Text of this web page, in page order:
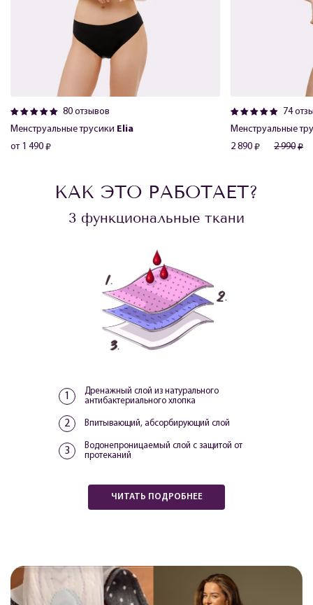
80 отзывов
Менструальные трусики Elia
от 1 490
74
Менструальные
2 890
2 990
КАК ЭТО РАБОТАЕТ?
3 функциональные ткани
Дренажный слой из натурального
антибактериального хлопка
Впитывающий, абсорбирующий слой
Водонепроницаемый слой c защитой от
протеканий
ЧИТАТЬ ПОДРОБНЕЕ